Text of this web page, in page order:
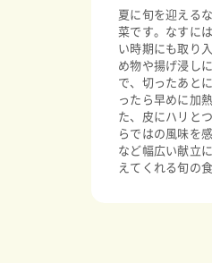
夏に旬を迎える
菜です。なすに
い時期にも取り
め物や揚げ浸し
で、切ったあと
ったら早めに加
た、皮にハリと
らではの風味を
など幅広い献立
えてくれる旬の食